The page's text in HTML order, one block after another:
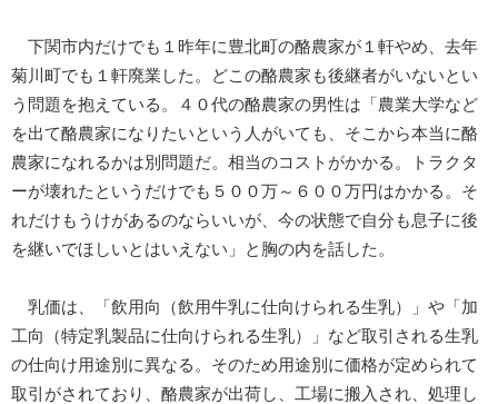
下関市内だけでも１昨年に豊北町の酪農家が１軒やめ、去年
菊川町でも１軒廃業した。どこの酪農家も後継者がいないとい
う問題を抱えている。４０代の酪農家の男性は「農業大学など
を出て酪農家になりたいという人がいても、そこから本当に酪
農家になれるかは別問題だ。相当のコストがかかる。トラクタ
ーが壊れたというだけでも５００万～６００万円はかかる。そ
れだけもうけがあるのならいいが、今の状態で自分も息子に後
を継いでほしいとはいえない」と胸の内を話した。
乳価は、「飲用向（飲用牛乳に仕向けられる生乳）」や「加
工向（特定乳製品に仕向けられる生乳）」など取引される生乳
の仕向け用途別に異なる。そのため用途別に価格が定められて
取引がされており、酪農家が出荷し、工場に搬入され、処理し